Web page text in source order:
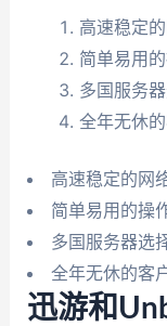
高速稳定
简单易用
多国服务
全年无休
高速稳定的网
简单易用的操
多国服务器选
全年无休的客
迅游和